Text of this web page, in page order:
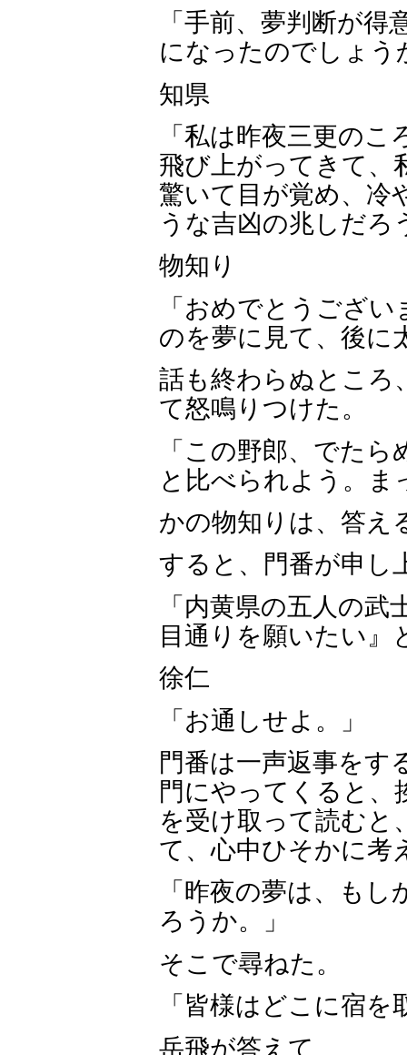
「手前、夢判断が
になったのでしょう
知県
「私は昨夜三更の
飛び上がってきて、
驚いて目が覚め、冷
うな吉凶の兆しだろ
物知り
「おめでとうござ
のを夢に見て、後に
話も終わらぬところ
て怒鳴りつけた。
「この野郎、でた
と比べられよう。ま
かの物知りは、答え
すると、門番が申し
「内黄県の五人の
目通りを願いたい』
徐仁
「お通しせよ。」
門番は一声返事をす
門にやってくると、
を受け取って読むと
て、心中ひそかに考
「昨夜の夢は、も
ろうか。」
そこで尋ねた。
「皆様はどこに宿
岳飛が答えて